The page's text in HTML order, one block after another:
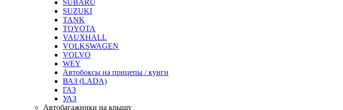
SUBARU
SUZUKI
TANK
TOYOTA
VAUXHALL
VOLKSWAGEN
VOLVO
WEY
Автобоксы на прицепы / кунги
ВАЗ (LADA)
ГАЗ
УАЗ
Автобагажники на крышу